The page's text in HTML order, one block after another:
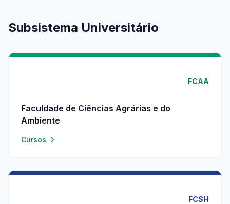
Subsistema Universitário
FCAA
Faculdade de Ciências Agrárias e do
Ambiente
Cursos
FCSH